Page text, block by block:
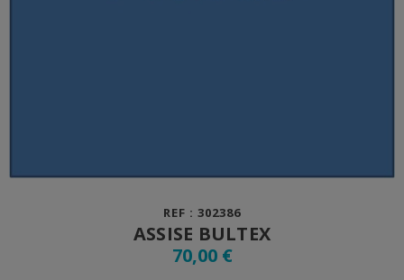
REF : 302386
ASSISE BULTEX
70,00 €